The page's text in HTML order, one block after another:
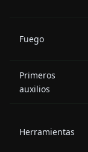
Fuego
Primeros
auxilios
Herramientas